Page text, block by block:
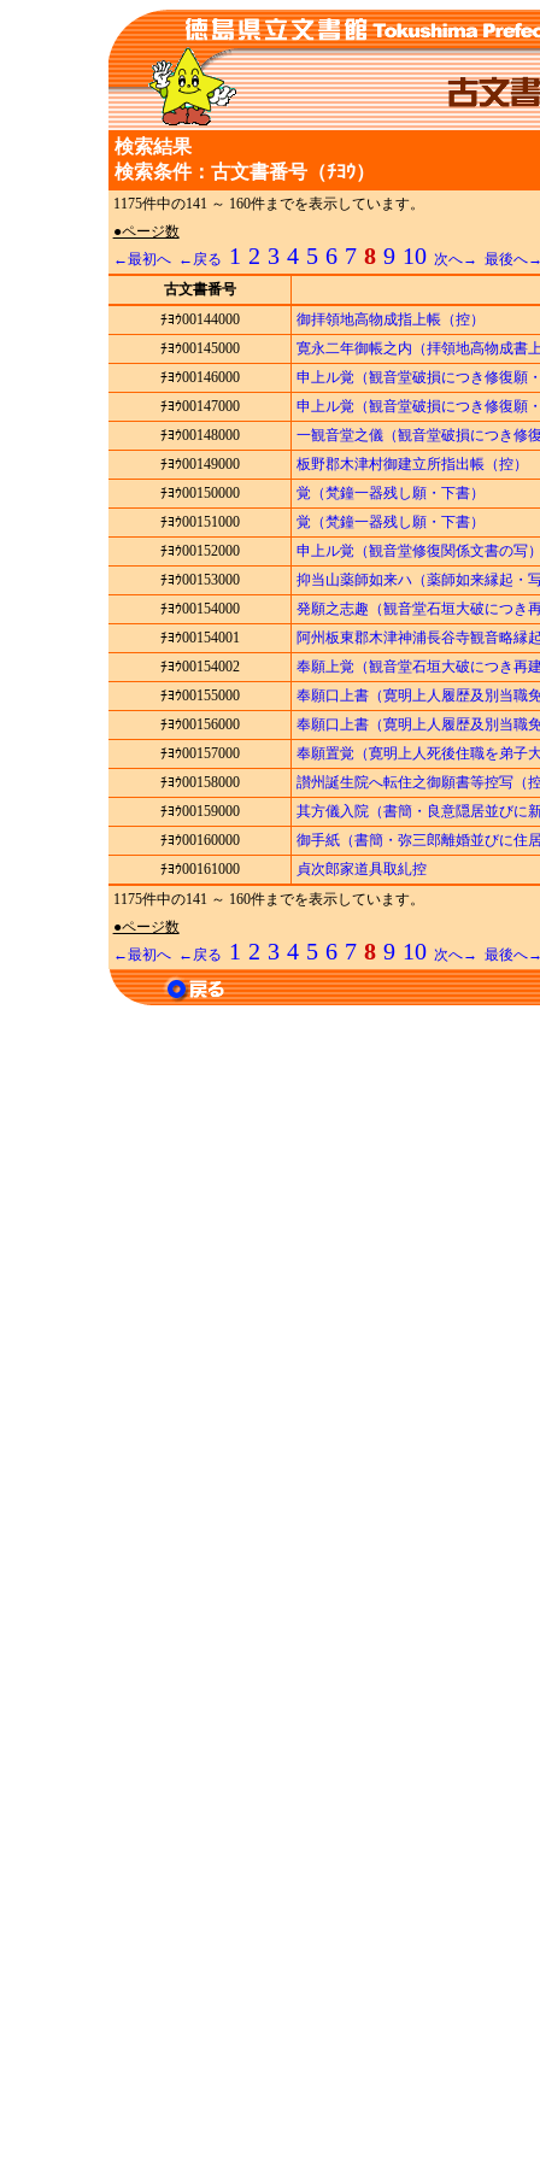
検索結果
検索条件：古文書番号（ﾁﾖｳ）
1175件中の141 ～ 160件までを表示しています。
●ページ数
←最初へ
←戻る 1 2 3 4 5 6 7 8 9 10 次へ→ 最後へ
古文書番号
ﾁﾖｳ00144000
御拝領地高物成指上帳（控）
ﾁﾖｳ00145000
寛永二年御帳之内（拝領地高物成書
ﾁﾖｳ00146000
申上ル覚（観音堂破損につき修復願
ﾁﾖｳ00147000
申上ル覚（観音堂破損につき修復願
ﾁﾖｳ00148000
一観音堂之儀（観音堂破損につき修
ﾁﾖｳ00149000
板野郡木津村御建立所指出帳（控）
ﾁﾖｳ00150000
覚（梵鐘一器残し願・下書）
ﾁﾖｳ00151000
覚（梵鐘一器残し願・下書）
ﾁﾖｳ00152000
申上ル覚（観音堂修復関係文書の写
ﾁﾖｳ00153000
抑当山薬師如来ハ（薬師如来縁起・
ﾁﾖｳ00154000
発願之志趣（観音堂石垣大破につき
ﾁﾖｳ00154001
阿州板東郡木津神浦長谷寺観音略縁
ﾁﾖｳ00154002
奉願上覚（観音堂石垣大破につき再
ﾁﾖｳ00155000
奉願口上書（寛明上人履歴及別当職
ﾁﾖｳ00156000
奉願口上書（寛明上人履歴及別当職
ﾁﾖｳ00157000
奉願置覚（寛明上人死後住職を弟子
ﾁﾖｳ00158000
讃州誕生院へ転住之御願書等控写（
ﾁﾖｳ00159000
其方儀入院（書簡・良意隠居並びに
ﾁﾖｳ00160000
御手紙（書簡・弥三郎離婚並びに住
ﾁﾖｳ00161000
貞次郎家道具取糺控
1175件中の141 ～ 160件までを表示しています。
●ページ数
←最初へ
←戻る 1 2 3 4 5 6 7 8 9 10 次へ→ 最後へ